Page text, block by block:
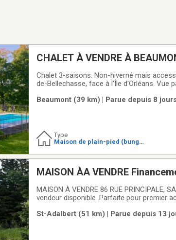
CHALET À VENDRE À
Chalet 3-saisons. Non-hiverné mais
de-Bellechasse, face à l'Île d'Orléans. Vue
de petites dimensions.
Beaumont (39 km) | Parue depuis 8
Type
Maison de plain-pied (bungal
MAISON ÀA VENDRE
MAISON À VENDRE 86 RUE PRINCIPALE, SAINT-ADALBERT 🏠 🏷️ PRIX DEMANDÉ : 60 000 $ 💰 Financement
vendeur disponible .Parfaite pour premier
située au cœur du village de Saint-Adalbert.
St-Adalbert (51 km) | Parue depuis 13